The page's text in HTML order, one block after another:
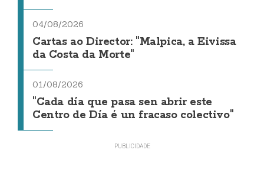
04/08/2026
Cartas ao Director: "Malpica, a Eivissa
da Costa da Morte"
01/08/2026
"Cada día que pasa sen abrir este
Centro de Día é un fracaso colectivo"